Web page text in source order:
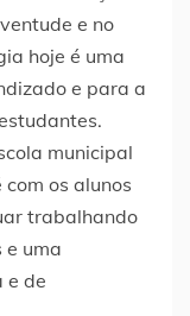
e no
hoje é uma
e para a
municipal
os alunos
trabalhando
uma
e de